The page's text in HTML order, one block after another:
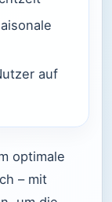
auf
optimale
– mit